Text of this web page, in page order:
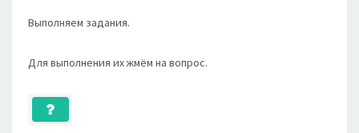
Выполняем задания.
Для выполнения их жмём на вопрос.